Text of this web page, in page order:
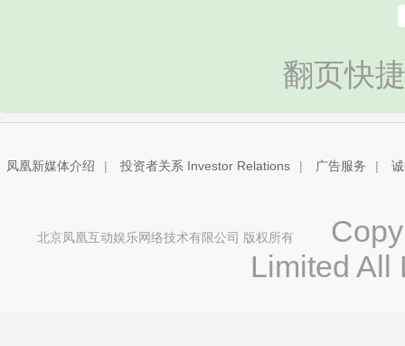
翻页快
凤凰新媒体介绍 | 投资者关系 Investor Relations | 广告服务 |
北京凤凰互动娱乐网络技术有限公司 版权所有
Limited All